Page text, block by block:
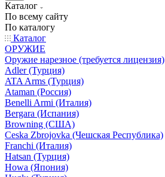
Каталог
По всему сайту
По каталогу
Каталог
ОРУЖИЕ
Оружие нарезное (требуется лицензия)
Adler (Турция)
ATA Arms (Турция)
Ataman (Россия)
Benelli Armi (Италия)
Bergara (Испания)
Browning (США)
Ceska Zbrojovka (Чешская Республика)
Franchi (Италия)
Hatsan (Турция)
Howa (Япония)